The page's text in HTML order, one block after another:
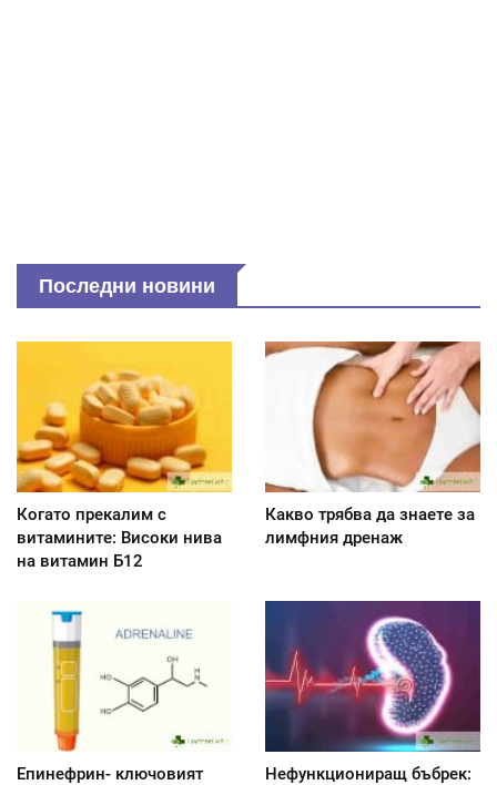
Последни новини
Когато прекалим с
витамините: Високи нива
на витамин Б12
Какво трябва да знаете за
лимфния дренаж
Епинефрин- ключовият
Нефункциониращ бъбрек: